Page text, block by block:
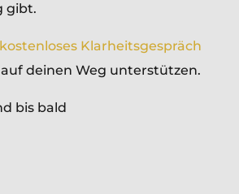
gibt.
kostenloses Klarheitsgespräch
deinen Weg unterstützen.
bis bald